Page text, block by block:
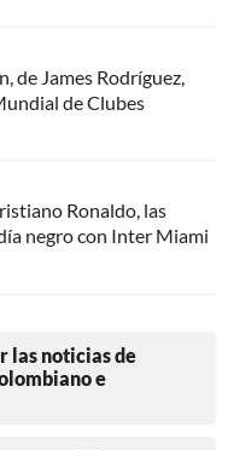
de James Rodríguez,
de Clubes
Ronaldo, las
negro con Inter Miami
las noticias de
e